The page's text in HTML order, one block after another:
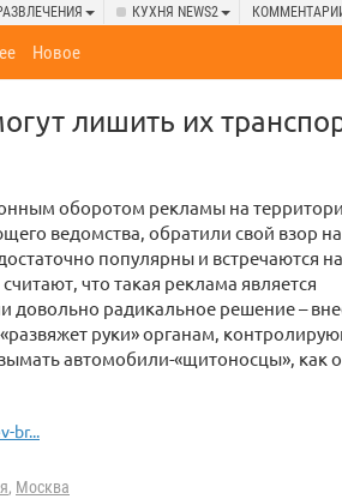
КУХНЯ NEWS2
Новое
лишить их
оборотом рекламы на
ведомства, обратили свой взор
популярны и встречаются на
что такая реклама является
довольно радикальное решение –
руки» органам,
автомобили-«щитоносцы», как
br...
, Москва